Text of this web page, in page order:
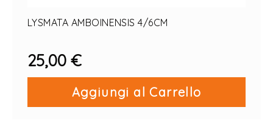
LYSMATA AMBOINENSIS 4/6CM
25,00 €
Aggiungi al Carrello